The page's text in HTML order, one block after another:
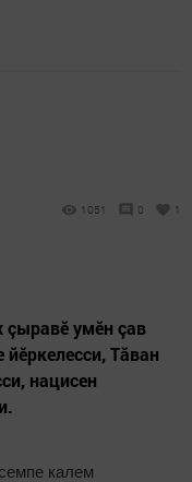
1051 0 1
çыравӗ умӗн çав
Тăван
нацисен
калем